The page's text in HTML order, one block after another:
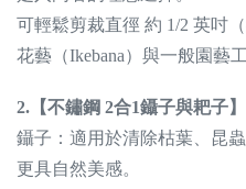
可輕鬆剪裁直徑 約 1/2 英吋
花藝（Ikebana）與一般園藝工
2.【不鏽鋼 2合1鑷子與耙子】
鑷子：適用於清除枯葉、昆
更具自然美感。